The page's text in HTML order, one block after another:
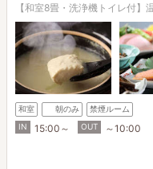
【和室8畳・洗浄機トイレ付
和室 朝のみ
禁煙ルーム
IN
15:00～ OUT ～10:00